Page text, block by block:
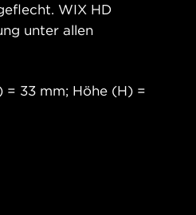
WIX HD
unter allen
= 33 mm; Höhe (H) =